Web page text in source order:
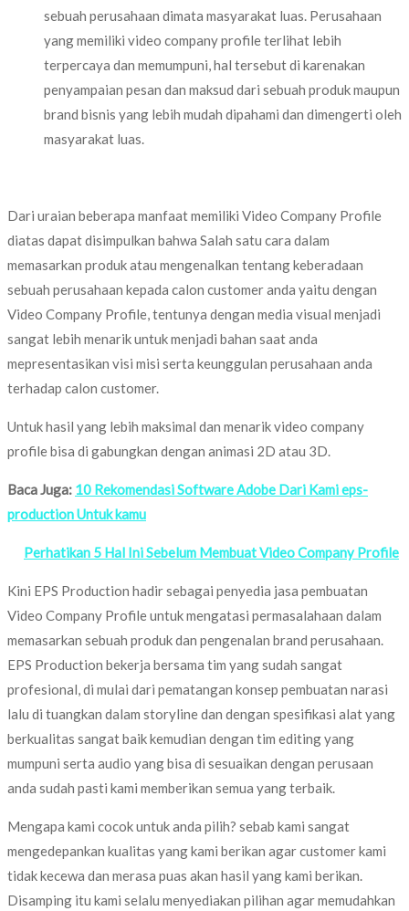
sebuah perusahaan dimata masyarakat luas. Perusahaan
yang memiliki video company profile terlihat lebih
terpercaya dan memumpuni, hal tersebut di karenakan
penyampaian pesan dan maksud dari sebuah produk maupun
brand bisnis yang lebih mudah dipahami dan dimengerti oleh
masyarakat luas.
Dari uraian beberapa manfaat memiliki Video Company Profile
diatas dapat disimpulkan bahwa Salah satu cara dalam
memasarkan produk atau mengenalkan tentang keberadaan
sebuah perusahaan kepada calon customer anda yaitu dengan
Video Company Profile, tentunya dengan media visual menjadi
sangat lebih menarik untuk menjadi bahan saat anda
mepresentasikan visi misi serta keunggulan perusahaan anda
terhadap calon customer.
Untuk hasil yang lebih maksimal dan menarik video company
profile bisa di gabungkan dengan animasi 2D atau 3D.
Baca Juga: 10 Rekomendasi Software Adobe Dari Kami eps-
production Untuk kamu
Perhatikan 5 Hal Ini Sebelum Membuat Video Company Profile
Kini EPS Production hadir sebagai penyedia jasa pembuatan
Video Company Profile untuk mengatasi permasalahaan dalam
memasarkan sebuah produk dan pengenalan brand perusahaan.
EPS Production bekerja bersama tim yang sudah sangat
profesional, di mulai dari pematangan konsep pembuatan narasi
lalu di tuangkan dalam storyline dan dengan spesifikasi alat yang
berkualitas sangat baik kemudian dengan tim editing yang
mumpuni serta audio yang bisa di sesuaikan dengan perusaan
anda sudah pasti kami memberikan semua yang terbaik.
Mengapa kami cocok untuk anda pilih? sebab kami sangat
mengedepankan kualitas yang kami berikan agar customer kami
tidak kecewa dan merasa puas akan hasil yang kami berikan.
Disamping itu kami selalu menyediakan pilihan agar memudahkan